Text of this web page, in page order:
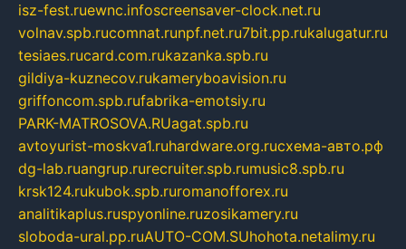
isz-fest.ruewnc.infoscreensaver-clock.net.ru
volnav.spb.rucomnat.runpf.net.ru7bit.pp.rukalugatur.ru
tesiaes.rucard.com.rukazanka.spb.ru
gildiya-kuznecov.rukameryboavision.ru
griffoncom.spb.rufabrika-emotsiy.ru
PARK-MATROSOVA.RUagat.spb.ru
avtoyurist-moskva1.ruhardware.org.ruсхема-авто.рф
dg-lab.ruangrup.rurecruiter.spb.rumusic8.spb.ru
krsk124.rukubok.spb.ruromanofforex.ru
analitikaplus.ruspyonline.ruzosikamery.ru
sloboda-ural.pp.ruAUTO-COM.SUhohota.netalimy.ru